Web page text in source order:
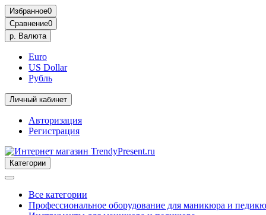
Избранное0
Сравнение0
р. Валюта
Euro
US Dollar
Рубль
Личный кабинет
Авторизация
Регистрация
Категории
Все категории
Профессиональное оборудование для маникюра и